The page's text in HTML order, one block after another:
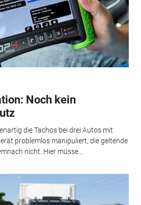
Noch kein
die Tachos bei drei Autos mit
problemlos manipuliert, die geltende
nicht. Hier müsse...